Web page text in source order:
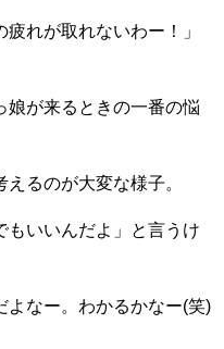
れが取れないわー！」
娘が来るときの一番の悩
るのが大変な様子。
もいいんだよ」と言うけ
よなー。わかるかなー(笑)